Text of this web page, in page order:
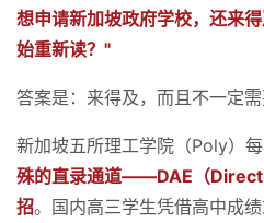
想申请新加坡政府学校，还来
始重新读？"
答案是：来得及，而且不一定需
新加坡五所理工学院（Poly）
殊的直录通道——DAE（
招。国内高三学生凭借高中成